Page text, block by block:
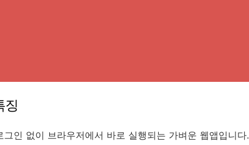
징
그인 없이 브라우저에서 바로 실행되는 가벼운 웹앱입니다.